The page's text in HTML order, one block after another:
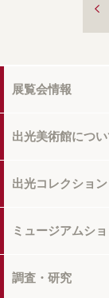
展覧会情報
出光美術館につい
出光コレクション
ミュージアムシ
調査・研究